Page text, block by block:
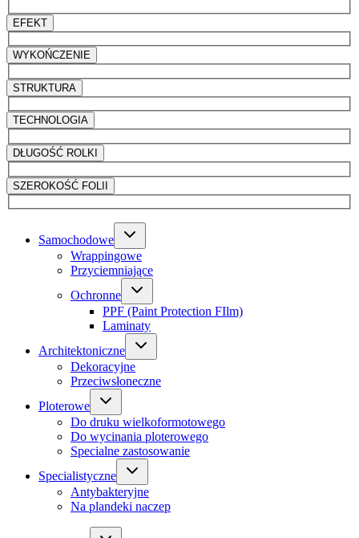
EFEKT
WYKOŃCZENIE
STRUKTURA
TECHNOLOGIA
DŁUGOŚĆ ROLKI
SZEROKOŚĆ FOLII
Samochodowe
Wrappingowe
Przyciemniające
Ochronne
PPF (Paint Protection FIlm)
Laminaty
Architektoniczne
Dekoracyjne
Przeciwsłoneczne
Ploterowe
Do druku wielkoformotowego
Do wycinania ploterowego
Specialne zastosowanie
Specialistyczne
Antybakteryjne
Na plandeki naczep